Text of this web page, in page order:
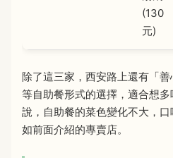
(130
元)
除了這三家，西安路上還有「善
等自助餐形式的選擇，適合想
說，自助餐的菜色變化不大，
如前面介紹的專賣店。